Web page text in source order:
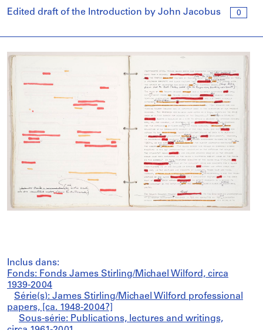
0
Edited draft of the Introduction by John Jacobus
Inclus dans:
Fonds: Fonds James Stirling/Michael Wilford, circa
1939-2004
Série(s): James Stirling/Michael Wilford professional
papers, [ca. 1948-2004?]
Sous-série: Publications, lectures and writings,